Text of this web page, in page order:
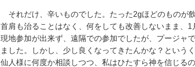
それだけ、辛いものでした。たった2gほどのものが
首肩も治ることはなく、何をしても改善しないまま、1
現地参加が出来ず、遠隔での参加でしたが、プージャ
ました。しかし、少し良くなってきたんかな？という
仙人様に何度か相談しつつ、私はひたすら神を信じる